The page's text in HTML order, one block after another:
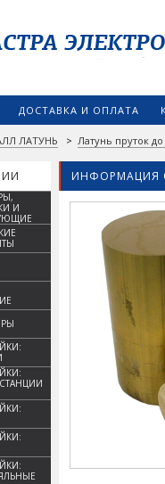
ДОСТАВКА И ОПЛАТА
ЛАТУНЬ > Латунь пруток
ИНФОРМАЦИЯ
И